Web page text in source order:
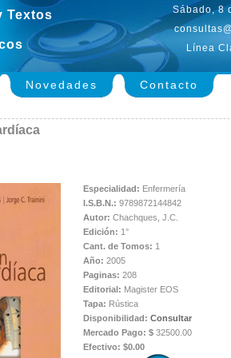
Textos
Sábado, 8
Línea
Novedades Contacto
Especialidad: Enfermería
I.S.B.N.: 9789872144842
Autor: Chachques, J.C.
Edición: 1°
Cant. de Tomos: 1
Año: 2005
Paginas: 208
Editorial: Magister EOS
Tapa: Rústica
Disponibilidad: Consultar
Mercado Pago: $ 32500.00
Efectivo: $0.00